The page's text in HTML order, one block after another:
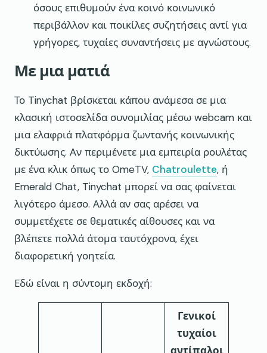
όσους επιθυμούν ένα κοινό κοινωνικό
περιβάλλον και ποικίλες συζητήσεις αντί για
γρήγορες, τυχαίες συναντήσεις με αγνώστους.
Με μια ματιά
Το Tinychat βρίσκεται κάπου ανάμεσα σε μια
κλασική ιστοσελίδα συνομιλίας μέσω webcam και
μια ελαφριά πλατφόρμα ζωντανής κοινωνικής
δικτύωσης. Αν περιμένετε μια εμπειρία ρουλέτας
με ένα κλικ όπως το OmeTV, Chatroulette, ή
Emerald Chat, Tinychat μπορεί να σας φαίνεται
λιγότερο άμεσο. Αλλά αν σας αρέσει να
συμμετέχετε σε θεματικές αίθουσες και να
βλέπετε πολλά άτομα ταυτόχρονα, έχει
διαφορετική γοητεία.
Εδώ είναι η σύντομη εκδοχή:
Γενικοί
τυχαίοι